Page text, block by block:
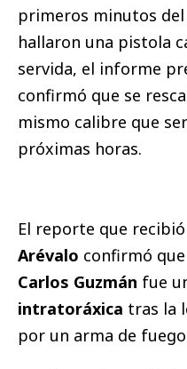
primeros minutos
hallaron una pistola
servida, el informe
confirmó que se
mismo calibre que
próximas horas.
El reporte que
Arévalo confirmó
Carlos Guzmán fue
intratoráxica tras la
por un arma de